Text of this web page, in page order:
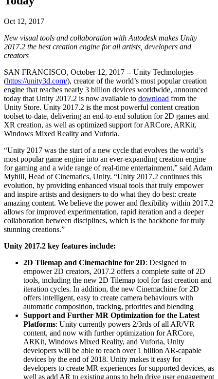
LiveOps
Wachsen Sie
Nutzerakquisition
Entdecken Sie und gewinnen Sie mobile Benutzer
In-App-Käufe
IAP Management über Filialen und D2C hinweg
Monetarisierung
Verbinden Sie Spieler mit den richtigen Spielen
Werben mit Unity
Monetarisieren mit Unity
Mobile Spiele
Mobile Hits mit Unity erstellen und wachsen lassen
Indie-Spiele
Große Spiele mit kleinen Teams veröffentlichen
XR-Spiele
XR-Spiele plattformübergreifend starten
Multiplayer-Spiele
Vereinfachte Entwicklung von Multiplayer-Spielen
Einzelhandel
Automobilindustrie
Innovation und Erlebnisse im Auto fördern
Alle Branchen anzeigen
Einblicke
Erfolgsgeschichten aus der Praxis
Best-Practice-Leitfäden
Demos
Demos, Beispiele und Bausteine
Alle Ressourcen
Neues
Blog
Neuigkeiten
Nachrichten, Geschichten und Pressezentrum
Schließen Sie sich Entwicklern, Kreativen und Insidern an
Feier der Unity-Schöpfer weltweit
Anleitungen
Bildung
Für Studierende
Starten Sie Ihre Karriere
Für Lehrkräfte
Optimieren Sie Ihr Lehren
Lizenzstipendium für Bildungseinrichtungen
Bringen Sie die Kraft von Unity in Ihre Institution
Zertifizierungen
Beweisen Sie Ihre Unity-Meisterschaft
Oct 12, 2017
New visual tools and collaboration with Autodesk makes Unity
2017.2 the best creation engine for all artists, developers and
creators
SAN FRANCISCO, October 12, 2017 -- Unity Technologies
(https://unity3d.com/), creator of the world’s most popular creation
engine that reaches nearly 3 billion devices worldwide, announced
today that Unity 2017.2 is now available to download from the
Unity Store. Unity 2017.2 is the most powerful content creation
toolset to-date, delivering an end-to-end solution for 2D games and
XR creation, as well as optimized support for ARCore, ARKit,
Windows Mixed Reality and Vuforia.
“Unity 2017 was the start of a new cycle that evolves the world’s
most popular game engine into an ever-expanding creation engine
for gaming and a wide range of real-time entertainment,” said Adam
Myhill, Head of Cinematics, Unity. “Unity 2017.2 continues this
evolution, by providing enhanced visual tools that truly empower
and inspire artists and designers to do what they do best: create
amazing content. We believe the power and flexibility within 2017.2
allows for improved experimentation, rapid iteration and a deeper
collaboration between disciplines, which is the backbone for truly
stunning creations.”
Unity 2017.2 key features include:
2D Tilemap and Cinemachine for 2D: Designed to
empower 2D creators, 2017.2 offers a complete suite of 2D
tools, including the new 2D Tilemap tool for fast creation and
iteration cycles. In addition, the new Cinemachine for 2D
offers intelligent, easy to create camera behaviours with
automatic composition, tracking, priorities and blending
Support and Further MR Optimization for the Latest
Platforms: Unity currently powers 2/3rds of all AR/VR
content, and now with further optimization for ARCore,
ARKit, Windows Mixed Reality, and Vuforia, Unity
developers will be able to reach over 1 billion AR-capable
devices by the end of 2018. Unity makes it easy for
developers to create MR experiences for supported devices, as
well as add AR to existing apps to help drive user engagement